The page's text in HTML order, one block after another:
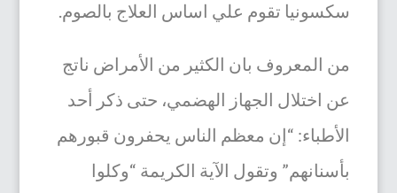
سكسونيا تقوم علي اساس العلاج بالصوم.
من المعروف بان الكثير من الأمراض ناتج
عن اختلال الجهاز الهضمي، حتى ذكر أحد
الأطباء: “إن معظم الناس يحفرون قبورهم
بأسنانهم” وتقول الآية الكريمة “وكلوا